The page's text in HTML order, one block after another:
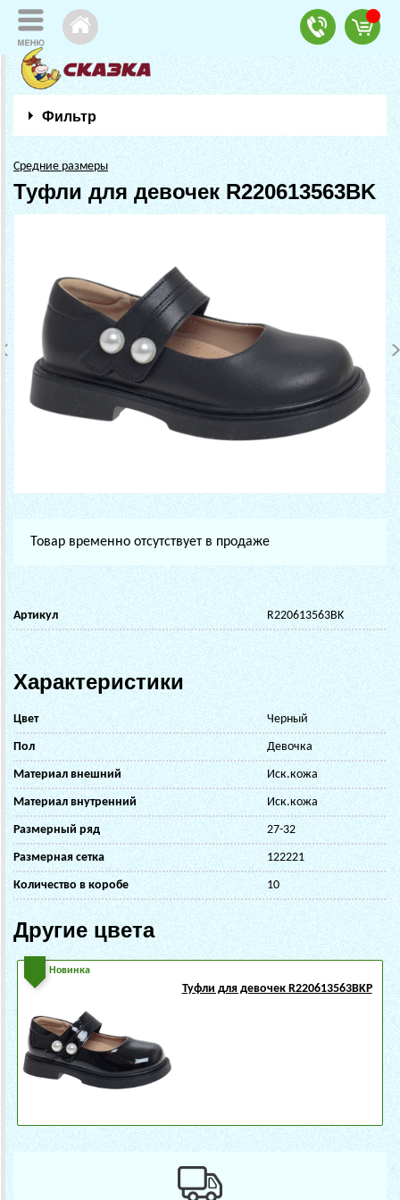
Фильтр
Средние размеры
Туфли для девочек R220613563BK
Товар временно отсутствует в продаже
Артикул R220613563BK
Характеристики
Цвет Черный
Пол Девочка
Материал внешний Иск.кожа
Материал внутренний Иск.кожа
Размерный ряд 27-32
Размерная сетка 122221
Количество в коробе 10
Другие цвета
Новинка
Туфли для девочек R220613563BKP